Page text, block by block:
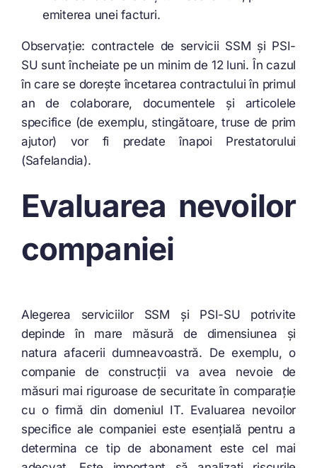
emiterea unei facturi.
Observație: contractele de servicii SSM și PSI-
SU sunt încheiate pe un minim de 12 luni. În cazul
în care se dorește încetarea contractului în primul
an de colaborare, documentele și articolele
specifice (de exemplu, stingătoare, truse de prim
ajutor) vor fi predate înapoi Prestatorului
(Safelandia).
Evaluarea nevoilor
companiei
Alegerea serviciilor SSM și PSI-SU potrivite
depinde în mare măsură de dimensiunea și
natura afacerii dumneavoastră. De exemplu, o
companie de construcții va avea nevoie de
măsuri mai riguroase de securitate în comparație
cu o firmă din domeniul IT. Evaluarea nevoilor
specifice ale companiei este esențială pentru a
determina ce tip de abonament este cel mai